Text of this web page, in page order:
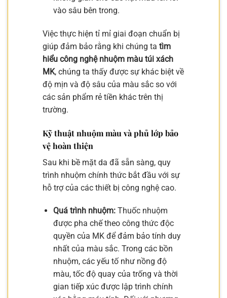
vào sâu bên trong.
Việc thực hiện tỉ mỉ giai đoạn chuẩn bị
giúp đảm bảo rằng khi chúng ta tìm
hiểu công nghệ nhuộm màu túi xách
MK, chúng ta thấy được sự khác biệt về
độ mịn và độ sâu của màu sắc so với
các sản phẩm rẻ tiền khác trên thị
trường.
Kỹ thuật nhuộm màu và phủ lớp bảo
vệ hoàn thiện
Sau khi bề mặt da đã sẵn sàng, quy
trình nhuộm chính thức bắt đầu với sự
hỗ trợ của các thiết bị công nghệ cao.
Quá trình nhuộm:Thuốc nhuộm
được pha chế theo công thức độc
quyền của MK để đảm bảo tính duy
nhất của màu sắc. Trong các bồn
nhuộm, các yếu tố như nồng độ
màu, tốc độ quay của trống và thời
gian tiếp xúc được lập trình chính